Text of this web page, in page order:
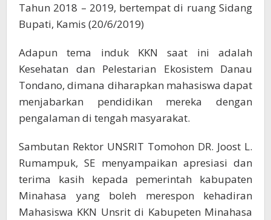
Tahun 2018 – 2019, bertempat di ruang Sidang
Bupati, Kamis (20/6/2019)
Adapun tema induk KKN saat ini adalah
Kesehatan dan Pelestarian Ekosistem Danau
Tondano, dimana diharapkan mahasiswa dapat
menjabarkan pendidikan mereka dengan
pengalaman di tengah masyarakat.
Sambutan Rektor UNSRIT Tomohon DR. Joost L.
Rumampuk, SE menyampaikan apresiasi dan
terima kasih kepada pemerintah kabupaten
Minahasa yang boleh merespon kehadiran
Mahasiswa KKN Unsrit di Kabupeten Minahasa